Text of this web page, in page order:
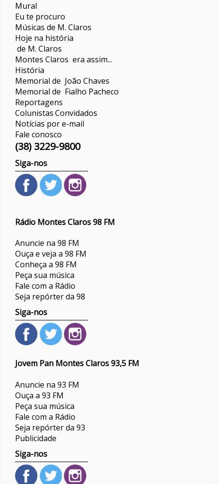
Mural
Eu te procuro
Músicas de M. Claros
Hoje na história
de M. Claros
Montes Claros era assim...
História
Memorial de João Chaves
Memorial de Fialho Pacheco
Reportagens
ColunistasConvidados
Notícias por e-mail
Fale conosco
(38) 3229-9800
Siga-nos
Rádio Montes Claros 98 FM
Anuncie na 98 FM
Ouça e veja a 98 FM
Conheça a 98 FM
Peça sua música
Fale com a Rádio
Seja repórter da 98
Siga-nos
Jovem Pan Montes Claros 93,5 FM
Anuncie na 93 FM
Ouça a 93 FM
Peça sua música
Fale com a Rádio
Seja repórter da 93
Publicidade
Siga-nos